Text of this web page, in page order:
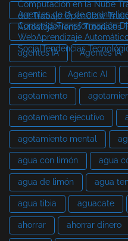
Computación en la Nube
del Trabajo OpenClaw
Autoalojamiento Tutoriales
Agentes de IA de
ContenidoTransformación
WebAprendizaje
SocialTendencias
agentes IA Agentes IA
agentic Agentic AI
agotamiento
agotamiento ejecutivo
agotamiento mental
agua con limón agua
agua de limón agua
agua tibia aguacate
ahorrar ahorrar dinero